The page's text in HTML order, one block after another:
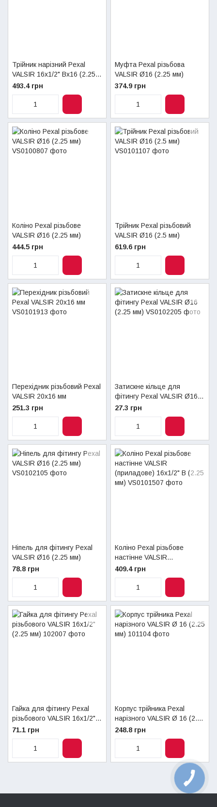
Трійник нарізний Pexal
VALSIR 16х1/2" Вх16 (2.25
мм)
493.4 грн
Муфта Pexal різьбова
VALSIR Ø16 (2.25 мм)
374.9 грн
Коліно Pexal різьбове
VALSIR Ø16 (2.25 мм)
444.5 грн
Трійник Pexal різьбовий
VALSIR Ø16 (2.5 мм)
619.6 грн
Перехідник різьбовий Pexal
VALSIR 20х16 мм
251.3 грн
Затискне кільце для
фітингу Pexal VALSIR Ø16
(2.25 мм)
27.3 грн
Ніпель для фітингу Pexal
VALSIR Ø16 (2.25 мм)
78.8 грн
Коліно Pexal різьбове
настінне VALSIR
(приладове) 16х1/2" В (2.25
мм)
409.4 грн
Гайка для фітингу Pexal
різьбового VALSIR 16х1/2"
(2.25 мм)
71.1 грн
Корпус трійника Pexal
нарізного VALSIR Ø 16 (2.25
мм)
248.8 грн